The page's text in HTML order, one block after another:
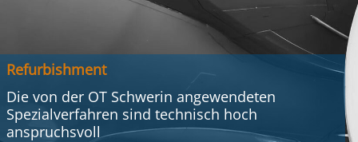
Refurbishment
Die von der OT Schwerin angewendeten
Spezialverfahren sind technisch hoch
anspruchsvoll